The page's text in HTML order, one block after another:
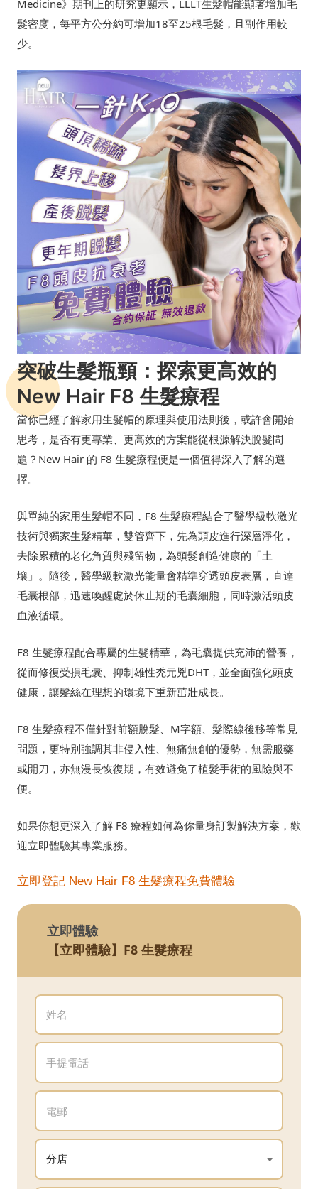
Medicine》期刊上的研究更顯示，LLLT生髮帽能顯著增加毛
髮密度，每平方公分約可增加18至25根毛髮，且副作用較
少。
突破生髮瓶頸：探索更高效的
New Hair F8 生髮療程
當你已經了解家用生髮帽的原理與使用法則後，或許會開始
思考，是否有更專業、更高效的方案能從根源解決脫髮問
題？New Hair 的 F8 生髮療程便是一個值得深入了解的選
擇。
與單純的家用生髮帽不同，F8 生髮療程結合了醫學級軟激光
技術與獨家生髮精華，雙管齊下，先為頭皮進行深層淨化，
去除累積的老化角質與殘留物，為頭髮創造健康的「土
壤」。隨後，醫學級軟激光能量會精準穿透頭皮表層，直達
毛囊根部，迅速喚醒處於休止期的毛囊細胞，同時激活頭皮
血液循環。
F8 生髮療程配合專屬的生髮精華，為毛囊提供充沛的營養，
從而修復受損毛囊、抑制雄性禿元兇DHT，並全面強化頭皮
健康，讓髮絲在理想的環境下重新茁壯成長。
F8 生髮療程不僅針對前額脫髮、M字額、髮際線後移等常見
問題，更特別強調其非侵入性、無痛無創的優勢，無需服藥
或開刀，亦無漫長恢復期，有效避免了植髮手術的風險與不
便。
如果你想更深入了解 F8 療程如何為你量身訂製解決方案，歡
迎立即體驗其專業服務。
立即登記 New Hair F8 生髮療程免費體驗
立即體驗
【立即體驗】F8 生髮療程